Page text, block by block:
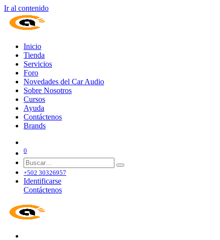
Ir al contenido
Inicio
Tienda
Servicios
Foro
Novedades del Car Audio
Sobre Nosotros
Cursos
Ayuda
Contáctenos
Brands
0
+502 30326957
Identificarse
Contáctenos